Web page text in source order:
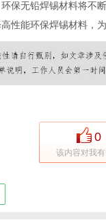
保无铅焊锡材料将不
性能环保焊锡材料，
0
该内容对我